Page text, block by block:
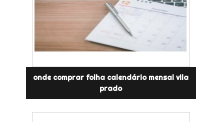
onde comprar folha calendário mensal vila
prado